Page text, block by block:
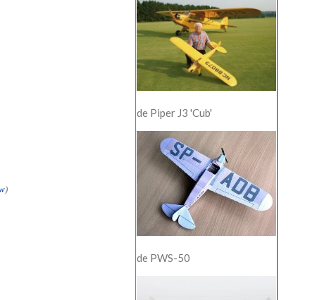
)
de Piper J3 'Cub'
de PWS-50